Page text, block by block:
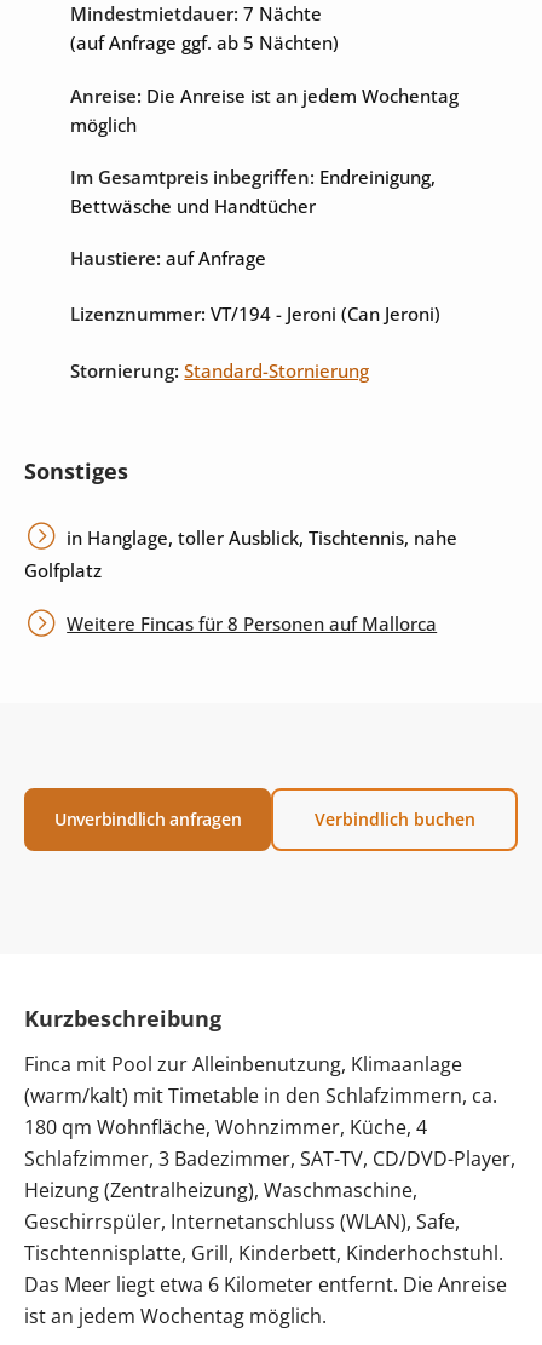
Mindestmietdauer: 7 Nächte
(auf Anfrage ggf. ab 5 Nächten)
Anreise: Die Anreise ist an jedem Wochentag
möglich
Im Gesamtpreis inbegriffen: Endreinigung,
Bettwäsche und Handtücher
Haustiere: auf Anfrage
Lizenznummer: VT/194 - Jeroni (Can Jeroni)
Stornierung: Standard-Stornierung
Sonstiges
in Hanglage, toller Ausblick, Tischtennis, nahe
Golfplatz
Weitere Fincas für 8 Personen auf Mallorca
Unverbindlich anfragen Verbindlich buchen
Kurzbeschreibung
Finca mit Pool zur Alleinbenutzung, Klimaanlage
(warm/kalt) mit Timetable in den Schlafzimmern, ca.
180 qm Wohnfläche, Wohnzimmer, Küche, 4
Schlafzimmer, 3 Badezimmer, SAT-TV, CD/DVD-Player,
Heizung (Zentralheizung), Waschmaschine,
Geschirrspüler, Internetanschluss (WLAN), Safe,
Tischtennisplatte, Grill, Kinderbett, Kinderhochstuhl.
Das Meer liegt etwa 6 Kilometer entfernt. Die Anreise
ist an jedem Wochentag möglich.